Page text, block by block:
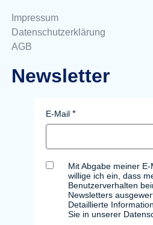
Impressum
Datenschutzerklärung
AGB
Newsletter
E-Mail
Mit Abgabe meiner
willige ich ein, dass
Benutzerverhalten
Newsletters
Detaillierte
Sie in unserer